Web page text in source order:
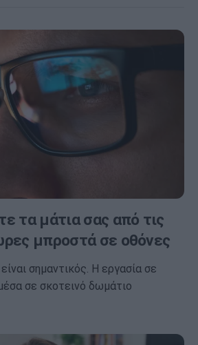
τα μάτια σας από τις
μπροστά σε οθόνες
σημαντικός. Η εργασία σε
σε σκοτεινό δωμάτιο